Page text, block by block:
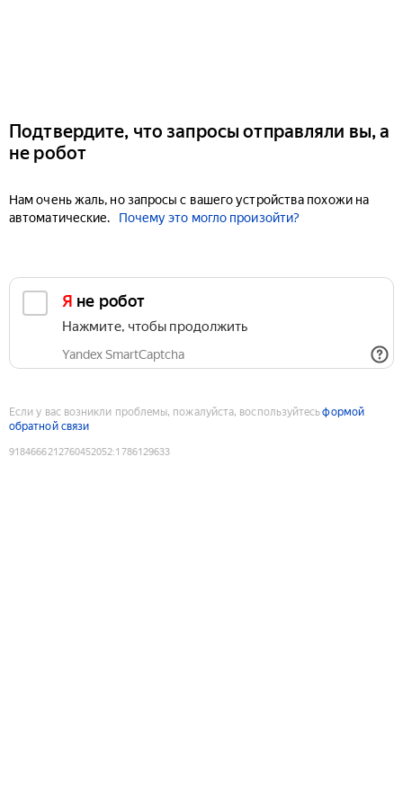
Подтвердите, что запросы отправляли вы, а
не робот
Нам очень жаль, но запросы с вашего устройства похожи на
автоматические.
Почему это могло произойти?
Я не робот
Нажмите, чтобы продолжить
Yandex SmartCaptcha
Если у вас возникли проблемы, пожалуйста, воспользуйтесьформой
обратной связи
9184666212760452052:1786129633